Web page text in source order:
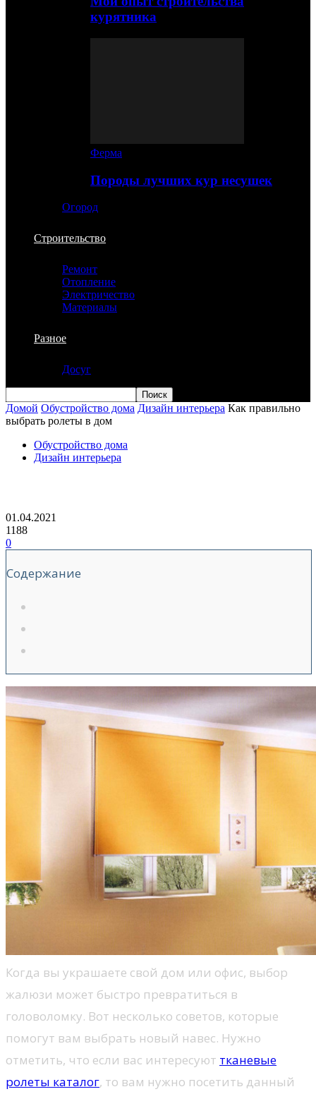
курятника
Ферма
Породы лучших кур несушек
Огород
Строительство
Ремонт
Отопление
Электричество
Материалы
Разное
Досуг
Домой Обустройство дома Дизайн интерьера Как правильно
выбрать ролеты в дом
Обустройство дома
Дизайн интерьера
01.04.2021
1188
0
Содержание
Когда вы украшаете свой дом или офис, выбор
жалюзи может быстро превратиться в
головоломку. Вот несколько советов, которые
помогут вам выбрать новый навес. Нужно
отметить, что если вас интересуют тканевые
ролеты каталог, то вам нужно посетить данный